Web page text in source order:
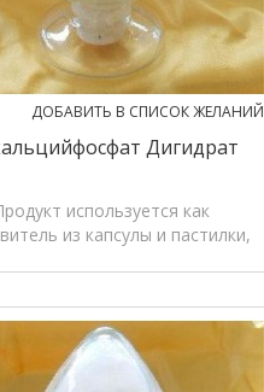
ДОБАВИТЬ В СПИСОК ЖЕЛАНИЙ
Дигидрат
используется как
из капсулы и пастилки,